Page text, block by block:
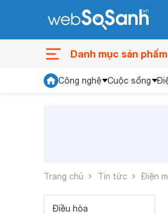
Danh mục sản phẩm
Công nghệ Cuộc sống
Trang chủ Tin tức Điện
Điều hòa